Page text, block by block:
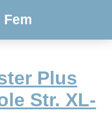
Plus
Str. XL-